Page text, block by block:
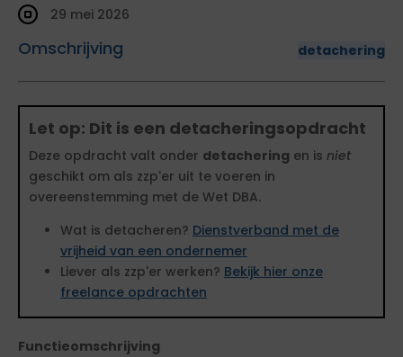
Omschrijving detachering
29 mei 2026
Let op: Dit is een detacheringsopdracht
Deze opdracht valt onder detachering en is niet
geschikt om als zzp'er uit te voeren in
overeenstemming met de Wet DBA.
Wat is detacheren? Dienstverband met de
vrijheid van een ondernemer
Liever als zzp'er werken? Bekijk hier onze
freelance opdrachten
Functieomschrijving